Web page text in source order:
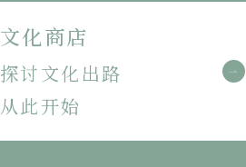
文化商店
探讨文化出路
从此开始